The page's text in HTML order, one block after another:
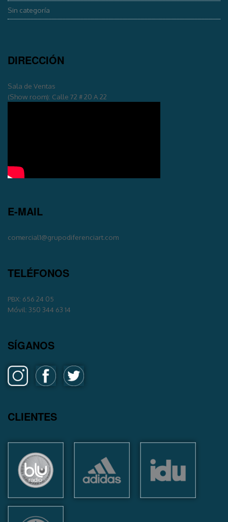
Sin categoría
DIRECCIÓN
Sala de Ventas
(Show room): Calle 72 # 20 A 22
E-MAIL
comercial1@grupodiferenciart.com
TELÉFONOS
PBX: 656 24 05
Móvil: 350 344 63 14
SÍGANOS
CLIENTES